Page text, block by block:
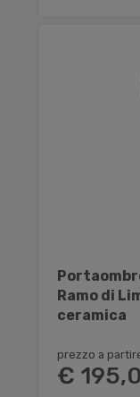
Ramo di
ceramica
prezzo a
€